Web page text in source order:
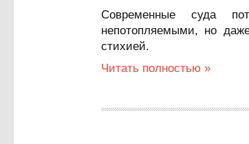
Современные суда
непотопляемыми, но
стихией.
Читать полностью »